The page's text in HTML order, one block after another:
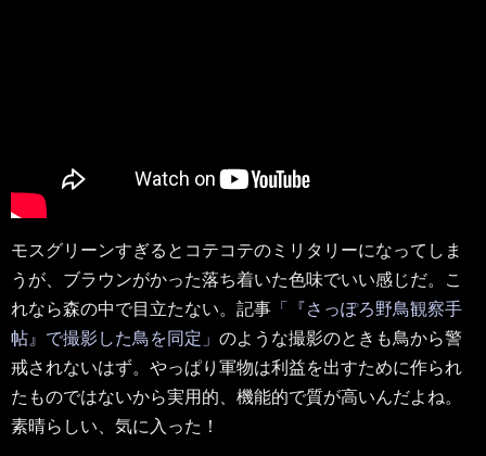
モスグリーンすぎるとコテコテのミリタリーになってしま
うが、ブラウンがかった落ち着いた色味でいい感じだ。こ
れなら森の中で目立たない。記事 「『さっぽろ野鳥観察手
帖』で撮影した鳥を同定」 のような撮影のときも鳥から警
戒されないはず。やっぱり軍物は利益を出すために作られ
たものではないから実用的、機能的で質が高いんだよね。
素晴らしい、気に入った！